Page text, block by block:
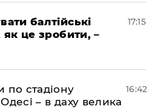
балтійські
як це зробити, –
17:15
по стадіону
– в даху велика
16:42